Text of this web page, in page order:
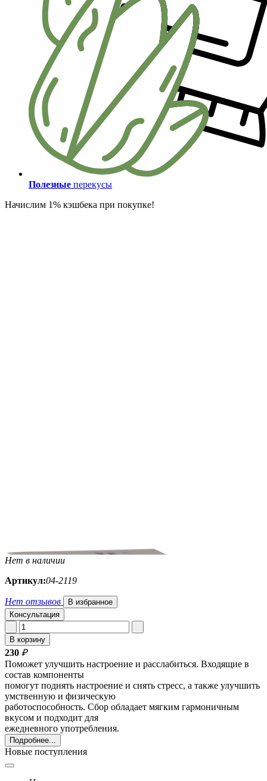
Полезные перекусы
Начислим 1% кэшбека при покупке!
Нет в наличии
Артикул:04-2119
Нет отзывов
В избранное
Консультация
В корзину
230 ₽
Поможет улучшить настроение и расслабиться. Входящие в
состав компоненты
помогут поднять настроение и снять стресс, а также улучшить
умственную и физическую
работоспособность. Сбор обладает мягким гармоничным
вкусом и подходит для
ежедневного употребления.
Подробнее...
Новые поступления